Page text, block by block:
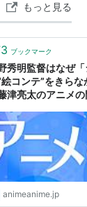
画版『機
和著を…
もっと見る
ブックマーク
秀明監督はなぜ
絵コンテ”をきら
藤津亮太のアニメ
animeanime.jp